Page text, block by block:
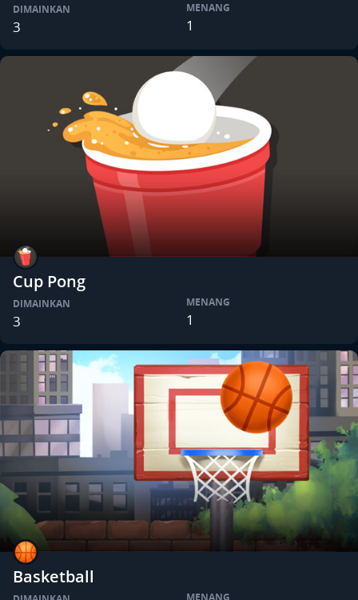
DIMAINKAN
3
MENANG
1
Cup Pong
DIMAINKAN
3
MENANG
1
Basketball
MENANG